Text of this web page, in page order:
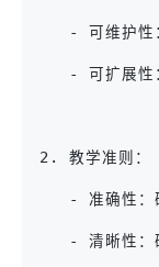
- 可维护性
- 可扩展性
2. 教学准则：
- 准确性：
- 清晰性：